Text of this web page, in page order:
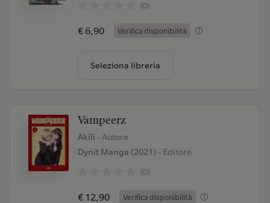
(0)
€ 6,90 Verifica disponibilità
Seleziona libreria
Vampeerz
Akili - Autore
Dynit Manga (2021)- Editore
(0)
€ 12,90 Verifica disponibilità